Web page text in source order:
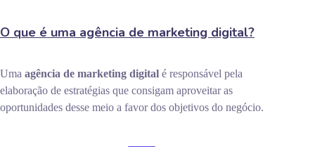
O que é uma agência de marketing digital?
Uma agência de marketing digital é responsável pela
elaboração de estratégias que consigam aproveitar as
oportunidades desse meio a favor dos objetivos do negócio.